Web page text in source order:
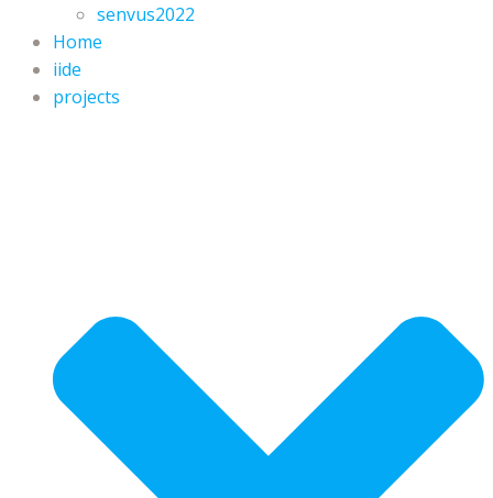
senvus2022
Home
iide
projects